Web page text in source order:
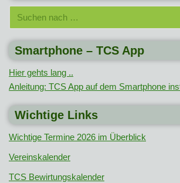
Smartphone – TCS App
Hier gehts lang ..
Anleitung: TCS App auf dem Smartphone
Wichtige Links
Wichtige Termine 2026 im Überblick
Vereinskalender
TCS Bewirtungskalender